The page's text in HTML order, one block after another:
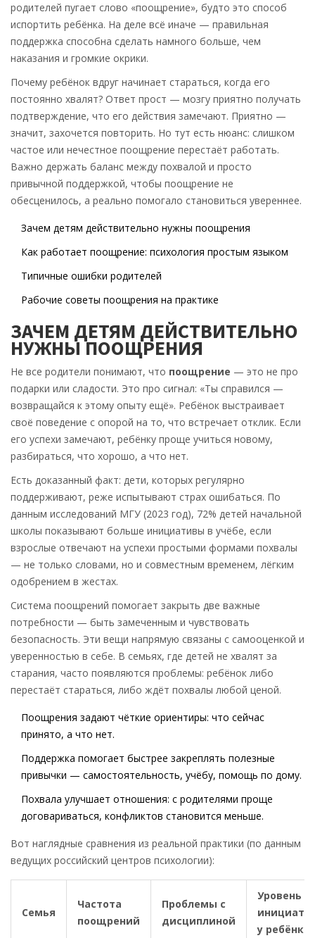
родителей пугает слово «поощрение», будто это способ
испортить ребёнка. На деле всё иначе — правильная
поддержка способна сделать намного больше, чем
наказания и громкие окрики.
Почему ребёнок вдруг начинает стараться, когда его
постоянно хвалят? Ответ прост — мозгу приятно получать
подтверждение, что его действия замечают. Приятно —
значит, захочется повторить. Но тут есть нюанс: слишком
частое или нечестное поощрение перестаёт работать.
Важно держать баланс между похвалой и просто
привычной поддержкой, чтобы поощрение не
обесценилось, а реально помогало становиться увереннее.
Зачем детям действительно нужны поощрения
Как работает поощрение: психология простым языком
Типичные ошибки родителей
Рабочие советы поощрения на практике
ЗАЧЕМ ДЕТЯМ ДЕЙСТВИТЕЛЬНО
НУЖНЫ ПООЩРЕНИЯ
Не все родители понимают, что поощрение — это не про
подарки или сладости. Это про сигнал: «Ты справился —
возвращайся к этому опыту ещё». Ребёнок выстраивает
своё поведение с опорой на то, что встречает отклик. Если
его успехи замечают, ребёнку проще учиться новому,
разбираться, что хорошо, а что нет.
Есть доказанный факт: дети, которых регулярно
поддерживают, реже испытывают страх ошибаться. По
данным исследований МГУ (2023 год), 72% детей начальной
школы показывают больше инициативы в учёбе, если
взрослые отвечают на успехи простыми формами похвалы
— не только словами, но и совместным временем, лёгким
одобрением в жестах.
Система поощрений помогает закрыть две важные
потребности — быть замеченным и чувствовать
безопасность. Эти вещи напрямую связаны с самооценкой и
уверенностью в себе. В семьях, где детей не хвалят за
старания, часто появляются проблемы: ребёнок либо
перестаёт стараться, либо ждёт похвалы любой ценой.
Поощрения задают чёткие ориентиры: что сейчас
принято, а что нет.
Поддержка помогает быстрее закреплять полезные
привычки — самостоятельность, учёбу, помощь по дому.
Похвала улучшает отношения: с родителями проще
договариваться, конфликтов становится меньше.
Вот наглядные сравнения из реальной практики (по данным
ведущих российский центров психологии):
Семья
Частота
поощрений
Проблемы с
дисциплиной
Уровень
у ребёнка